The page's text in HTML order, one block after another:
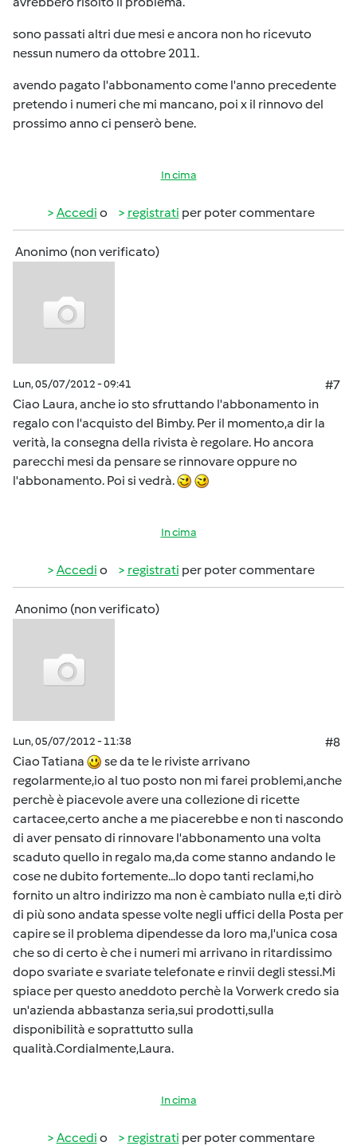
sono passati altri due mesi e ancora non ho ricevuto
nessun numero da ottobre 2011.
avendo pagato l'abbonamento come l'anno precedente
pretendo i numeri che mi mancano, poi x il rinnovo del
prossimo anno ci penserò bene.
In cima
Accedi o registrati per poter commentare
Anonimo (non verificato)
Lun, 05/07/2012 - 09:41
#7
Ciao Laura, anche io sto sfruttando l'abbonamento in
regalo con l'acquisto del Bimby. Per il momento,a dir la
verità, la consegna della rivista è regolare. Ho ancora
parecchi mesi da pensare se rinnovare oppure no
l'abbonamento. Poi si vedrà.
In cima
Accedi o registrati per poter commentare
Anonimo (non verificato)
Lun, 05/07/2012 - 11:38
#8
Ciao Tatiana
se da te le riviste arrivano
regolarmente,io al tuo posto non mi farei problemi,anche
perchè è piacevole avere una collezione di ricette
cartacee,certo anche a me piacerebbe e non ti nascondo
di aver pensato di rinnovare l'abbonamento una volta
scaduto quello in regalo ma,da come stanno andando le
cose ne dubito fortemente...Io dopo tanti reclami,ho
fornito un altro indirizzo ma non è cambiato nulla e,ti dirò
di più sono andata spesse volte negli uffici della Posta per
capire se il problema dipendesse da loro ma,l'unica cosa
che so di certo è che i numeri mi arrivano in ritardissimo
dopo svariate e svariate telefonate e rinvii degli stessi.Mi
spiace per questo aneddoto perchè la Vorwerk credo sia
un'azienda abbastanza seria,sui prodotti,sulla
disponibilità e soprattutto sulla
qualità.Cordialmente,Laura.
In cima
Accedi o registrati per poter commentare